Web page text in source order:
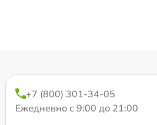
+7 (800) 301-34-05
Ежедневно с 9:00 до 21:00